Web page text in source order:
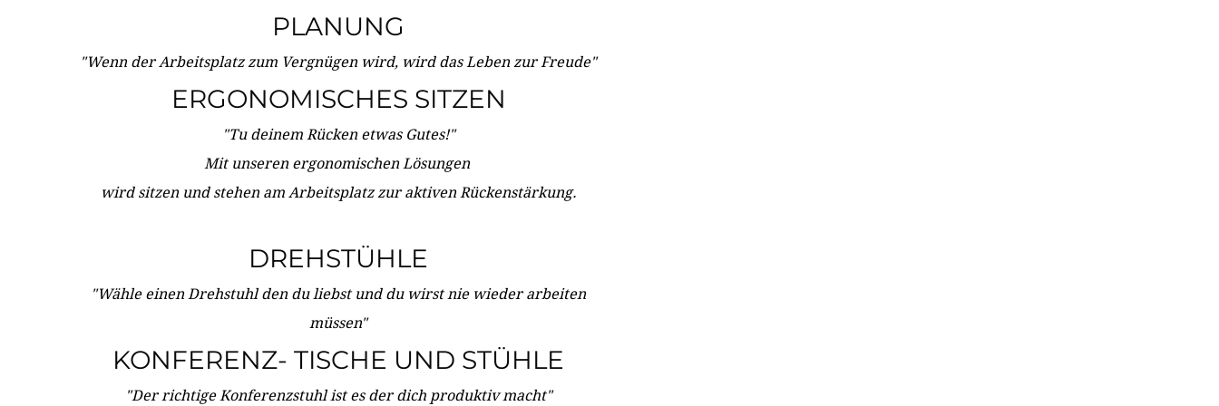
PLANUNG
"Wenn der Arbeitsplatz zum Vergnügen wird, wird das Leben zur Freude"
ERGONOMISCHES SITZEN
"Tu deinem Rücken etwas Gutes!"
Mit unseren ergonomischen Lösungen
wird sitzen und stehen am Arbeitsplatz zur aktiven Rückenstärkung.
DREHSTÜHLE
"Wähle einen Drehstuhl den du liebst und du wirst nie wieder arbeiten
müssen"
KONFERENZ- TISCHE UND STÜHLE
"Der richtige Konferenzstuhl ist es der dich produktiv macht"